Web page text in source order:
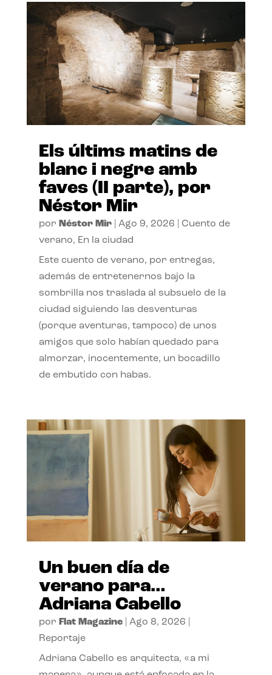
Els últims matins de
blanc i negre amb
faves (II parte), por
Néstor Mir
por Néstor Mir| Ago 9, 2026
Cuento de
verano, En la ciudad
Este cuento de verano, por entregas,
además de entretenernos bajo la
sombrilla nos traslada al subsuelo de la
ciudad siguiendo las desventuras
(porque aventuras, tampoco) de unos
amigos que solo habían quedado para
almorzar, inocentemente, un bocadillo
de embutido con habas.
Un buen día de
verano para…
Adriana Cabello
por Flat Magazine| Ago 8, 2026
Reportaje
Adriana Cabello es arquitecta, «a mi